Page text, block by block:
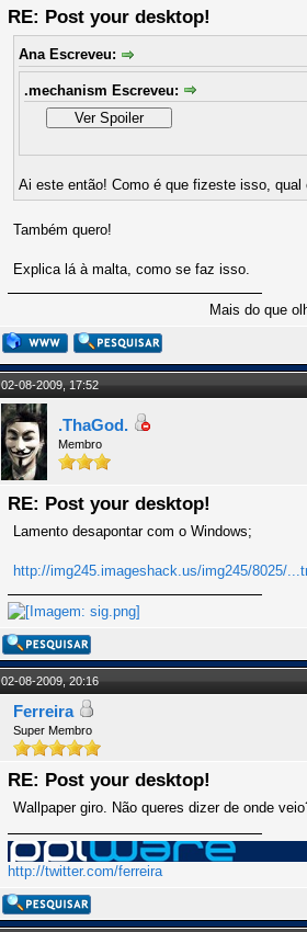
RE: Post your desktop!
Ana Escreveu:
.mechanism Escreveu:
Ai este então! Como é que fizeste isso,
Também quero!
Explica lá à malta, como se faz isso.
Mais do que
02-08-2009, 17:52
.ThaGod.
Membro
RE: Post your desktop!
Lamento desapontar com o Windows;
http://img245.imageshack.us/img245/8025/
02-08-2009, 20:16
Ferreira
Super Membro
RE: Post your desktop!
Wallpaper giro. Não queres dizer de onde
http://twitter.com/ferreira